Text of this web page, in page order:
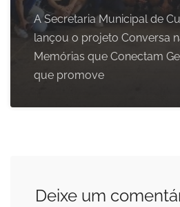
A Secretaria Municipal de
lançou o projeto Conversa
Memórias que Conectam
que promove
Deixe um